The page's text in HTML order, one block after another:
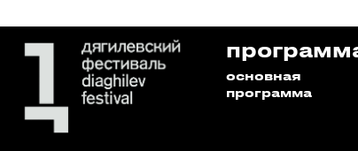
основная
программа